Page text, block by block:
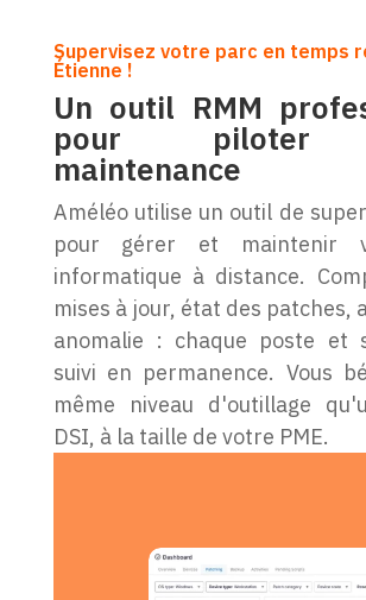
Supervisez votre parc en temps
Étienne !
Un outil RMM
pour piloter
maintenance
Améléo utilise un outil de
pour gérer et maintenir
informatique à distance.
mises à jour, état des patches,
anomalie : chaque poste et
suivi en permanence. Vous
même niveau d'outillage
DSI, à la taille de votre PME.